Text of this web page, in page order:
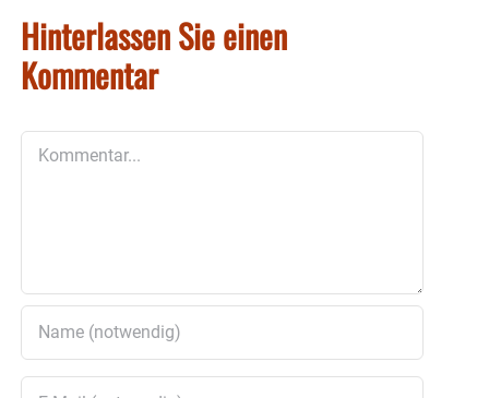
Hinterlassen Sie einen
Kommentar